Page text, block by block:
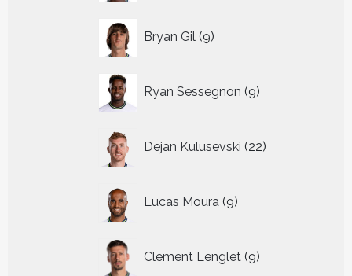
Bryan Gil 9
producten
Ryan Sessegnon 9
producten
Dejan Kulusevski 22
producten
Lucas Moura 9
producten
Clement Lenglet 9
producten